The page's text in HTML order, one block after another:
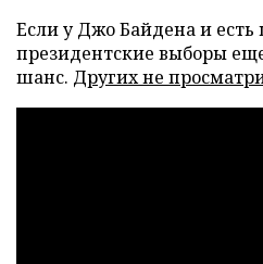
Если у Джо Байдена и
президентские выборы еще
шанс. Других не